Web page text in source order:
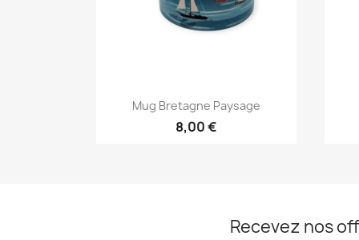
Aperçu rapide
Mug Bretagne Paysage
8,00 €
Recevez nos